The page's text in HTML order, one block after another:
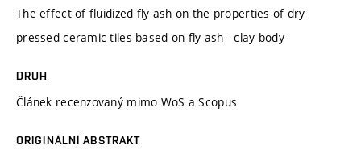
The effect of fluidized fly ash on the properties of dry
pressed ceramic tiles based on fly ash - clay body
DRUH
Článek recenzovaný mimo WoS a Scopus
ORIGINÁLNÍ ABSTRAKT